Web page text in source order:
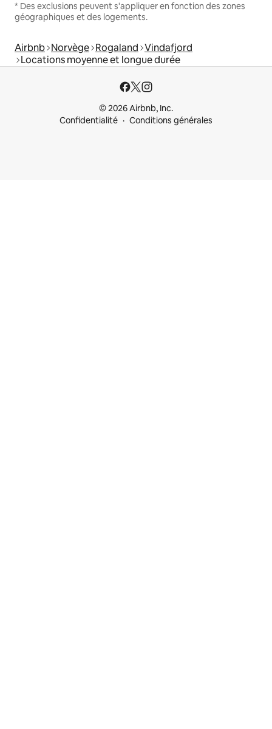
* Des exclusions peuvent s'appliquer en fonction des zones
géographiques et des logements.
Airbnb Norvège Rogaland Vindafjord
Locations moyenne et longue durée
© 2026 Airbnb, Inc.
Confidentialité
Conditions générales